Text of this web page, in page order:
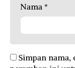
Nama *
Simpan nama,